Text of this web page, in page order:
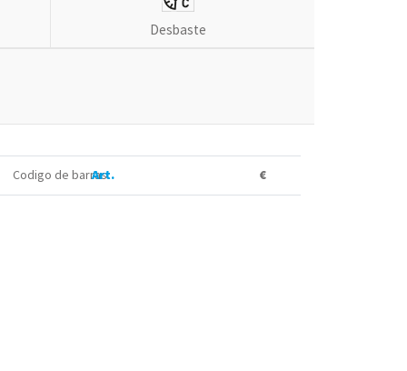
Desbaste
Codigo de barras
Art. €